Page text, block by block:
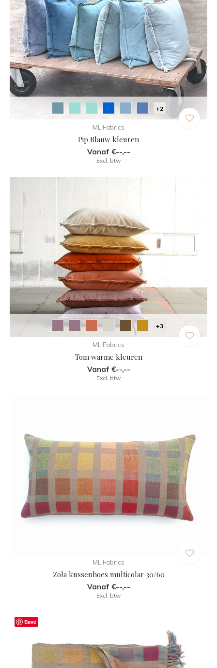
+2
ML Fabrics
Pip Blauw kleuren
Vanaf €--,--
Excl. btw
+3
ML Fabrics
Tom warme kleuren
Vanaf €--,--
Excl. btw
ML Fabrics
Zola kussenhoes multicolar 30/60
Vanaf €--,--
Excl. btw
Save